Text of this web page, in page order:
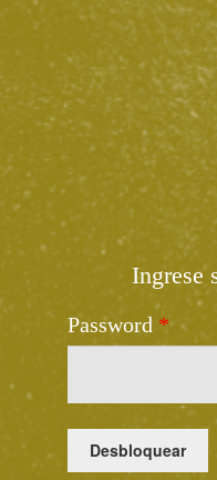
Ingrese
Password *
Desbloquear